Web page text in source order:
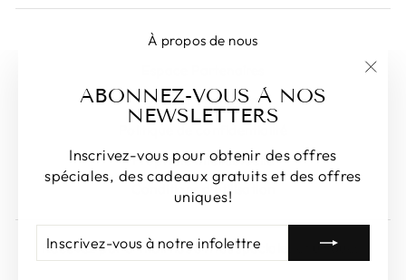
ABONNEZ-VOUS À NOS
NEWSLETTERS
Inscrivez-vous pour obtenir des offres
spéciales, des cadeaux gratuits et des offres
uniques!
VOUS
À
À propos de nous
Devenir Partenaire
Propriété intellectuelle
Conditions d'utilisation
Recevez par e-mail nos offres spéciales et uniques!